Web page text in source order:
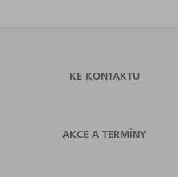
KE KONTAKTU
AKCE A TERMÍNY